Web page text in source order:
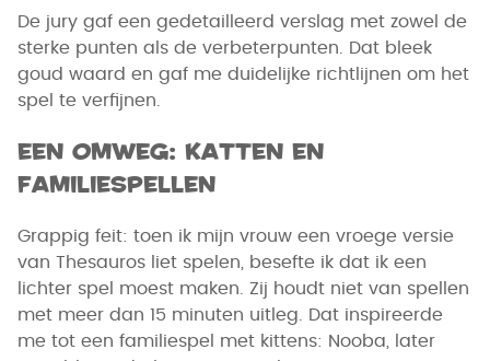
De jury gaf een gedetailleerd verslag met zowel de
sterke punten als de verbeterpunten. Dat bleek
goud waard en gaf me duidelijke richtlijnen om het
spel te verfijnen.
Een omweg: katten en
familiespellen
Grappig feit: toen ik mijn vrouw een vroege versie
van Thesauros liet spelen, besefte ik dat ik een
lichter spel moest maken. Zij houdt niet van spellen
met meer dan 15 minuten uitleg. Dat inspireerde
me tot een familiespel met kittens: Nooba, later